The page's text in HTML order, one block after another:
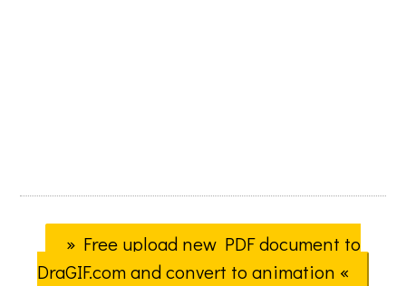
» Free upload new PDF document to
DraGIF.com and convert to animation «